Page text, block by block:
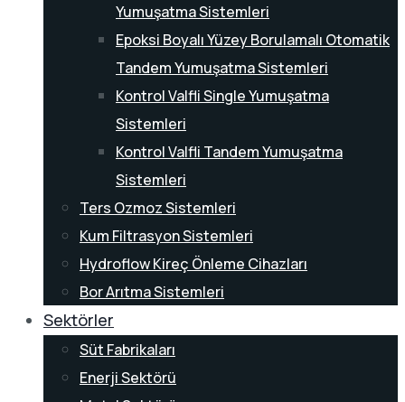
Yumuşatma Sistemleri
Epoksi Boyalı Yüzey Borulamalı Otomatik
Tandem Yumuşatma Sistemleri
Kontrol Valfli Single Yumuşatma
Sistemleri
Kontrol Valfli Tandem Yumuşatma
Sistemleri
Ters Ozmoz Sistemleri
Kum Filtrasyon Sistemleri
Hydroflow Kireç Önleme Cihazları
Bor Arıtma Sistemleri
Sektörler
Süt Fabrikaları
Enerji Sektörü